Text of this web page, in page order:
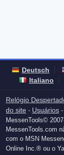
Deutsch
Italiano
Relógio
do site - Usuários -
MessenTools©
MessenTools.com
com o MSN
Online Inc.® ou o